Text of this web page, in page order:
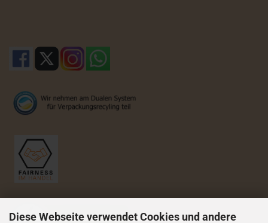
Diese Webseite verwendet Cookies und andere